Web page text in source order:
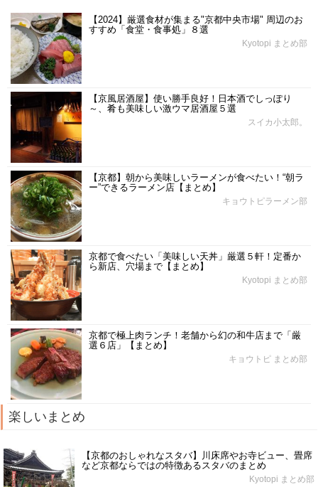
【2024】厳選食材が集まる"京都中央市場" 周辺のお
すすめ「食堂・食事処」８選
Kyotopi まとめ部
【京風居酒屋】使い勝手良好！日本酒でしっぽり
～、肴も美味しい激ウマ居酒屋５選
スイカ小太郎。
【京都】朝から美味しいラーメンが食べたい！“朝ラ
ー”できるラーメン店【まとめ】
キョウトピラーメン部
京都で食べたい「美味しい天丼」厳選５軒！定番か
ら新店、穴場まで【まとめ】
Kyotopi まとめ部
京都で極上肉ランチ！老舗から幻の和牛店まで「厳
選６店」【まとめ】
キョウトピ まとめ部
楽しいまとめ
【京都のおしゃれなスタバ】川床席やお寺ビュー、畳席
など京都ならではの特徴あるスタバのまとめ
Kyotopi まとめ部